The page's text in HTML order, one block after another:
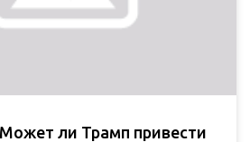
ли Трамп привести